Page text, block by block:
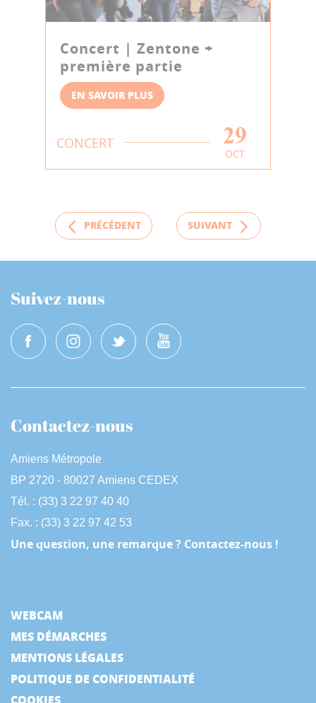
Concert | Zentone +
première partie
EN SAVOIR PLUS
CONCERT 29
OCT
PRÉCÉDENT SUIVANT
Suivez-nous
Contactez-nous
Amiens Métropole
BP 2720 - 80027 Amiens CEDEX
Tél. : (33) 3 22 97 40 40
Fax. : (33) 3 22 97 42 53
Une question, une remarque ? Contactez-nous !
WEBCAM
MES DÉMARCHES
MENTIONS LÉGALES
POLITIQUE DE CONFIDENTIALITÉ
COOKIES